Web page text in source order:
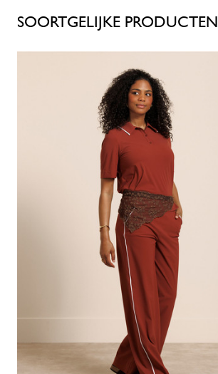
SOORTGELIJKE PRODUCTEN